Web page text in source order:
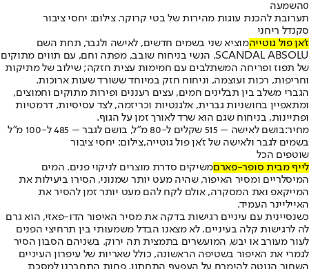
0השמעה
תערובת להכנת עוגות מהירות של בטי קרוקר. צילום: יחסי ציבור
סקנדל ריחני
ז'אן פול גוטייהמוציא שני בשמים חדשים, לאישה ולגבר, תחת השם
SCANDAL ABSOLU. הנשי בניחוח שובב, מפתה וחם, עם תווים מתוקים
של תפוז ופריחה המשתלבים עם חמימות עצית חזקה; שילוב של מתיקות
וחריפות, רכות ועוצמה, וניחוח חזק במיוחד ששורד שעות ארוכות.
הגברי משלב בין תבלינים חמים, עצים רעננים ופירות מתוקים וחמוצים,
ומתאפיין בחושניות גברית, אלגנטיות וכריזמה, לצד עסיסיות, דרמטיות
ופתיינות, בניחוח שגם הוא שרד לאורך זמן על הגוף.
מחיר:בושם לאישה – 515 שקלים ל-80 מ"ל, בושם לגבר – 485 ל-100 מ"ל
בשמים לגבר ולאישה של ז'אן פול גוטייה,צילום: יחסי ציבור
שוטפים הכל
לייף מבית סופר-פארםמשיקים סדרת מוצרים לניקוי פנים. המים
המיסלריים ומסיר האיפור, שהיה מעט יותר שמנוני, הסירו ביעילות את
המייקאפ ואת המסקרה, אולם לקח להם מעט יותר זמן להסיר את
האייליינר העמיד.
כשנסיינית עם עיניים רגישות בדקה את מסיר האיפור הדו-פאזי, הוא גרם
לה לרגישות קלה בעיניים. לא מצאנו הבדל משמעותי בין תרחיצי הפנים
לעור מעורב או יבש, המועשרים בתמצית תה ירוק. בשניהם הסבון הסיר
לגמרי את האיפור בשטיפה הראשונה, כולל שאריות של עיפרון העיניים